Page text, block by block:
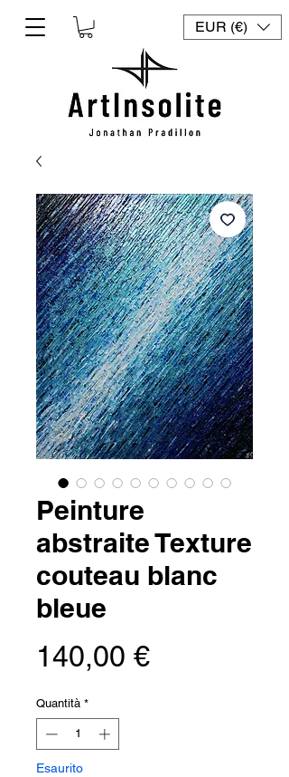
EUR (€)
Peinture
abstraite Texture
couteau blanc
bleue
140,00 €Prezzo
Quantità *
Esaurito